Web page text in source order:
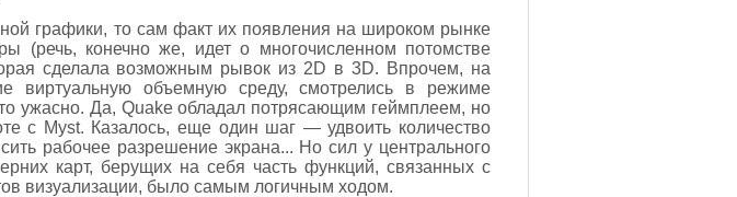
графики, то сам факт их появления на широком рынке
(речь, конечно же, идет о многочисленном потомстве
сделала возможным рывок из 2D в 3D. Впрочем, на
виртуальную объемную среду, смотрелись в режиме
ужасно. Да, Quake обладал потрясающим геймплеем, но
с Myst. Казалось, еще один шаг — удвоить количество
рабочее разрешение экрана... Но сил у центрального
карт, берущих на себя часть функций, связанных с
визуализации, было самым логичным ходом.